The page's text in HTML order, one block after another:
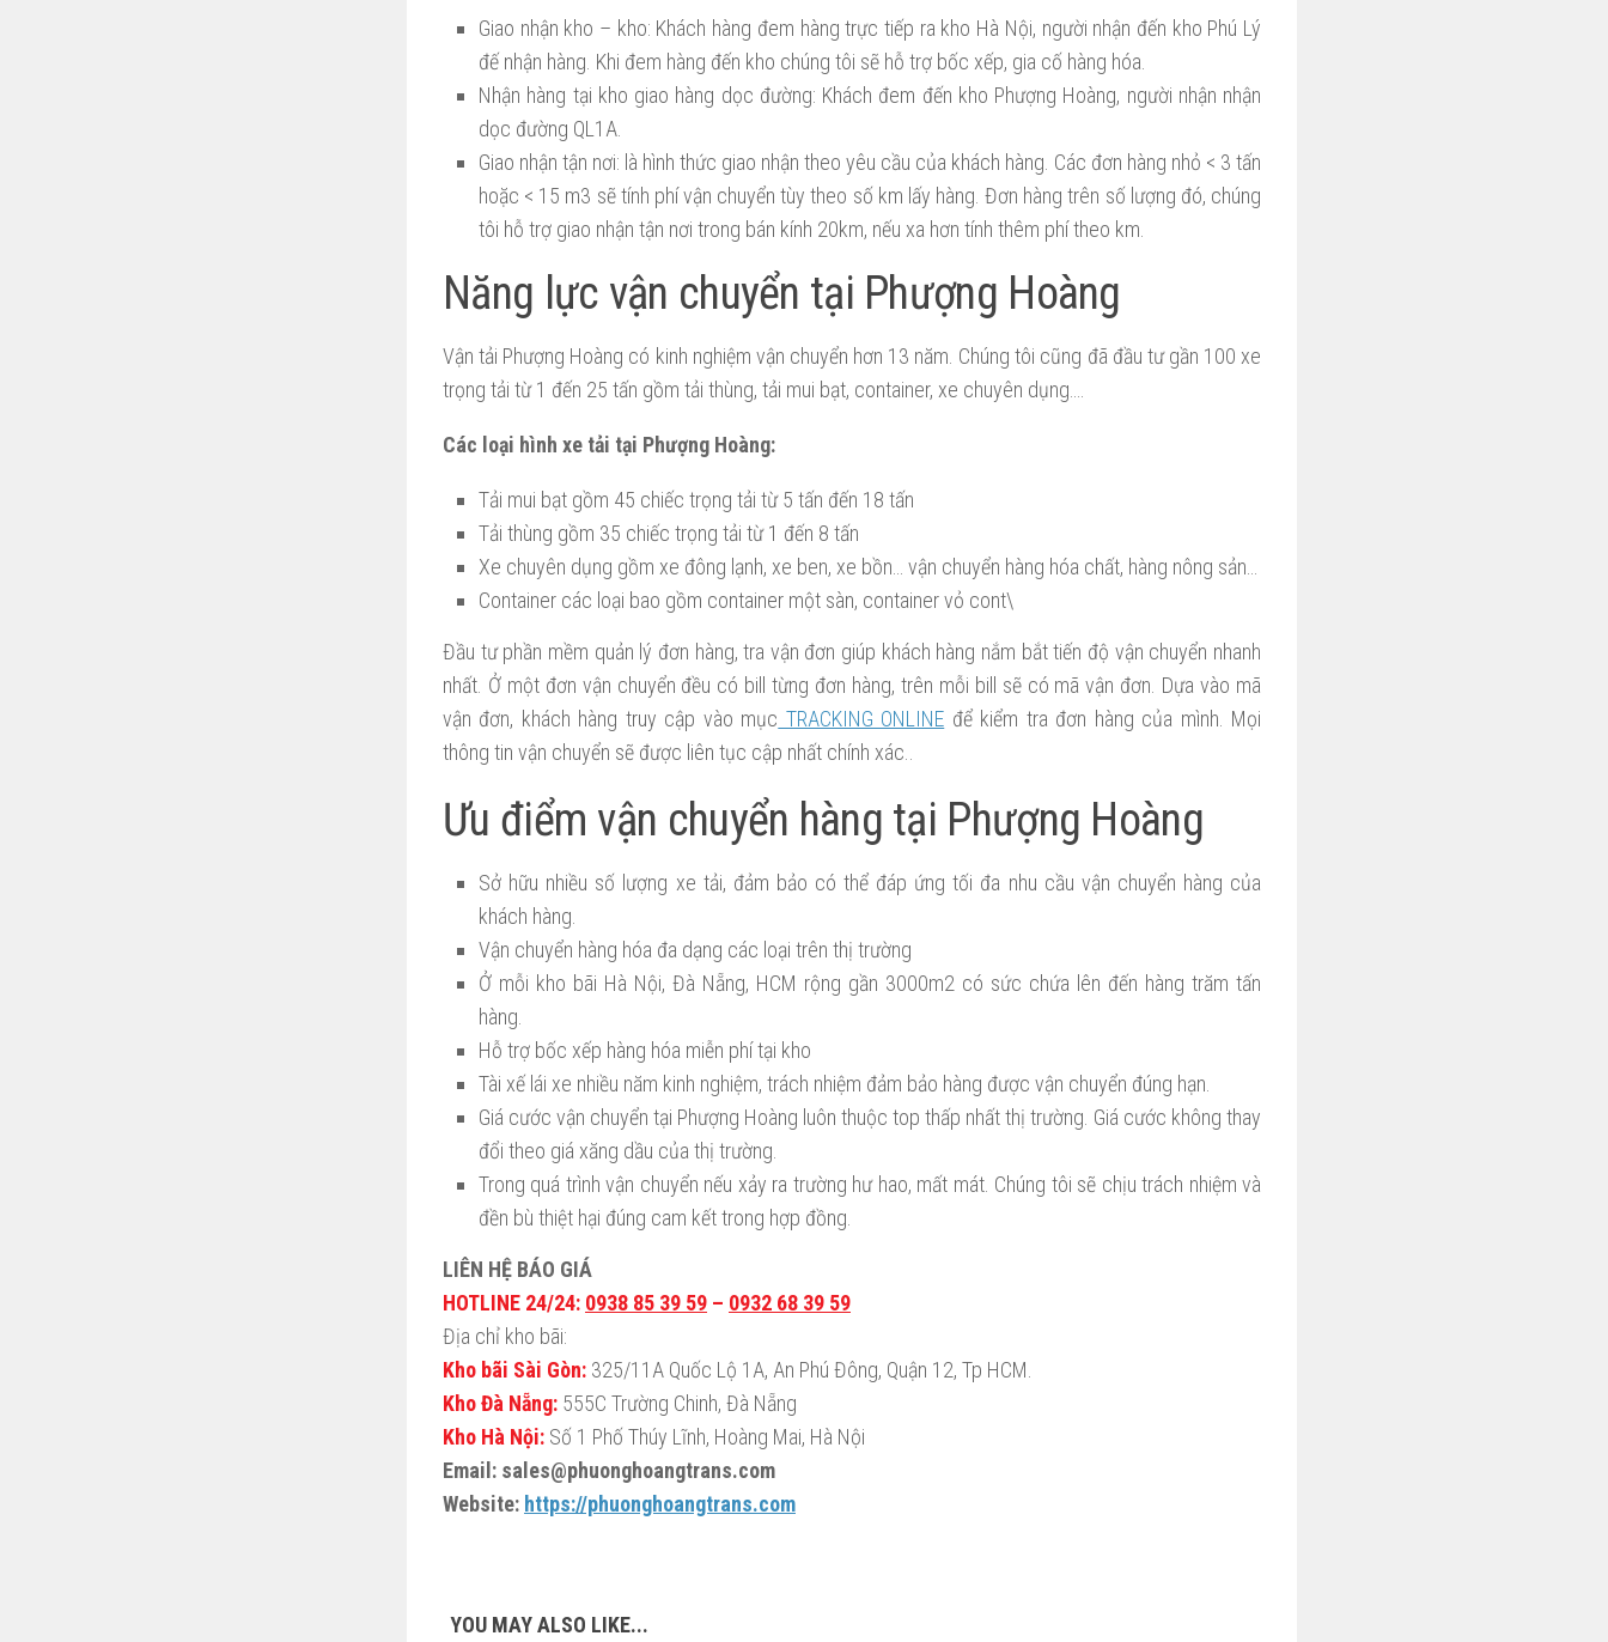
Giao nhận kho – kho: Khách hàng đem hàng trực tiếp ra kho Hà Nội, người nhận đến kho Phú Lý
đế nhận hàng. Khi đem hàng đến kho chúng tôi sẽ hỗ trợ bốc xếp, gia cố hàng hóa.
Nhận hàng tại kho giao hàng dọc đường: Khách đem đến kho Phượng Hoàng, người nhận nhận
dọc đường QL1A.
Giao nhận tận nơi: là hình thức giao nhận theo yêu cầu của khách hàng. Các đơn hàng nhỏ < 3 tấn
hoặc < 15 m3 sẽ tính phí vận chuyển tùy theo số km lấy hàng. Đơn hàng trên số lượng đó, chúng
tôi hỗ trợ giao nhận tận nơi trong bán kính 20km, nếu xa hơn tính thêm phí theo km.
Năng lực vận chuyển tại Phượng Hoàng
Vận tải Phượng Hoàng có kinh nghiệm vận chuyển hơn 13 năm. Chúng tôi cũng đã đầu tư gần 100 xe
trọng tải từ 1 đến 25 tấn gồm tải thùng, tải mui bạt, container, xe chuyên dụng….
Các loại hình xe tải tại Phượng Hoàng:
Tải mui bạt gồm 45 chiếc trọng tải từ 5 tấn đến 18 tấn
Tải thùng gồm 35 chiếc trọng tải từ 1 đến 8 tấn
Xe chuyên dụng gồm xe đông lạnh, xe ben, xe bồn… vận chuyển hàng hóa chất, hàng nông sản…
Container các loại bao gồm container một sàn, container vỏ cont\
Đầu tư phần mềm quản lý đơn hàng, tra vận đơn giúp khách hàng nắm bắt tiến độ vận chuyển nhanh
nhất. Ở một đơn vận chuyển đều có bill từng đơn hàng, trên mỗi bill sẽ có mã vận đơn. Dựa vào mã
vận đơn, khách hàng truy cập vào mục TRACKING ONLINE để kiểm tra đơn hàng của mình. Mọi
thông tin vận chuyển sẽ được liên tục cập nhất chính xác..
Ưu điểm vận chuyển hàng tại Phượng Hoàng
Sở hữu nhiều số lượng xe tải, đảm bảo có thể đáp ứng tối đa nhu cầu vận chuyển hàng của
khách hàng.
Vận chuyển hàng hóa đa dạng các loại trên thị trường
Ở mỗi kho bãi Hà Nội, Đà Nẵng, HCM rộng gần 3000m2 có sức chứa lên đến hàng trăm tấn
hàng.
Hỗ trợ bốc xếp hàng hóa miễn phí tại kho
Tài xế lái xe nhiều năm kinh nghiệm, trách nhiệm đảm bảo hàng được vận chuyển đúng hạn.
Giá cước vận chuyển tại Phượng Hoàng luôn thuộc top thấp nhất thị trường. Giá cước không thay
đổi theo giá xăng dầu của thị trường.
Trong quá trình vận chuyển nếu xảy ra trường hư hao, mất mát. Chúng tôi sẽ chịu trách nhiệm và
đền bù thiệt hại đúng cam kết trong hợp đồng.
LIÊN HỆ BÁO GIÁ
HOTLINE 24/24: 0938 85 39 59 – 0932 68 39 59
Địa chỉ kho bãi:
Kho bãi Sài Gòn: 325/11A Quốc Lộ 1A, An Phú Đông, Quận 12, Tp HCM.
Kho Đà Nẵng: 555C Trường Chinh, Đà Nẵng
Kho Hà Nội: Số 1 Phố Thúy Lĩnh, Hoàng Mai, Hà Nội
Email: sales@phuonghoangtrans.com
Website: https://phuonghoangtrans.com
YOU MAY ALSO LIKE...